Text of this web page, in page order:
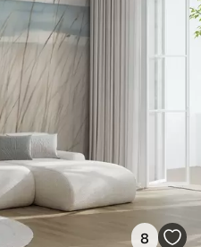
8